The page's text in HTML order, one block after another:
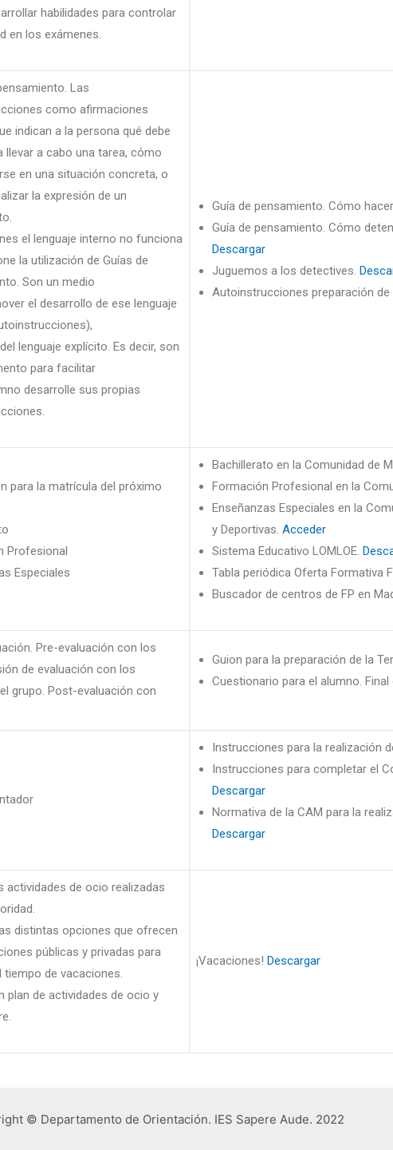
habilidades para controlar
en los exámenes.
Las
como afirmaciones
indican a la persona qué debe
llevar a cabo una tarea, cómo
en una situación concreta, o
la expresión de un
el lenguaje interno no funciona
la utilización de Guías de
Son un medio
el desarrollo de ese lenguaje
lenguaje explícito. Es decir, son
para facilitar
desarrolle sus propias
Guía de pensamiento. Cómo
Guía de pensamiento. Cómo
Descargar
Juguemos a los detectives.
Autoinstrucciones preparación de
para la matrícula del próximo
Profesional
Especiales
Bachillerato en la Comunidad de
Formación Profesional en la
Enseñanzas Especiales en la
y Deportivas. Acceder
Sistema Educativo LOMLOE.
Tabla periódica Oferta Formativa
Buscador de centros de FP en
Pre-evaluación con los
de evaluación con los
grupo. Post-evaluación con
Guion para la preparación de la
Cuestionario para el alumno. Final
Instrucciones para la realización
Instrucciones para completar el
Descargar
Normativa de la CAM para la
Descargar
actividades de ocio realizadas
distintas opciones que ofrecen
públicas y privadas para
tiempo de vacaciones.
plan de actividades de ocio y
¡Vacaciones! Descargar
© Departamento de Orientación. IES Sapere Aude. 2022